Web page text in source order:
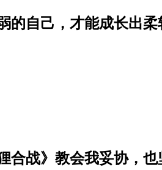
的自己，才能成长出
合战》教会我妥协，